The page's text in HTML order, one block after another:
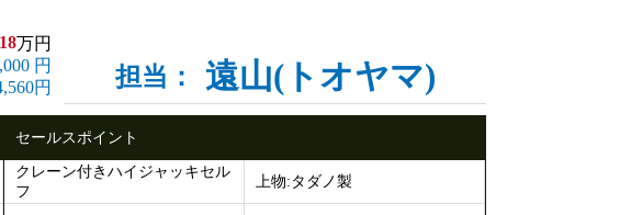
万円
円
円 担当： 遠山(トオヤマ)
セールスポイント
クレーン付きハイジャッキセル
フ
上物:タダノ製